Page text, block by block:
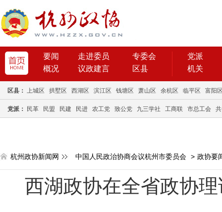
要闻 走进委员
专委会
概况
议政建言 区县
党派
机关
区县： 上城区 拱墅区 西湖区 滨江区 钱塘区 萧山区 余杭区 临平区 富阳
党派： 民革 民盟 民建 民进 农工党 致公党 九三学社 工商联 市总工会
杭州政协新闻网 中国人民政治协商会议杭州市委员会 > 政协要
西湖政协在全省政协